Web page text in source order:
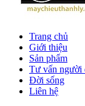
Trang chủ
Giới thiệu
Sản phẩm
Tư vấn người
Đời sống
Liên hệ